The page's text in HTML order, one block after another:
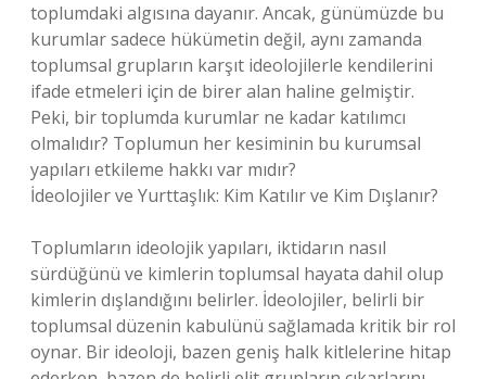
toplumdaki algısına dayanır. Ancak, günümüzde bu
kurumlar sadece hükümetin değil, aynı zamanda
toplumsal grupların karşıt ideolojilerle kendilerini
ifade etmeleri için de birer alan haline gelmiştir.
Peki, bir toplumda kurumlar ne kadar katılımcı
olmalıdır? Toplumun her kesiminin bu kurumsal
yapıları etkileme hakkı var mıdır?
İdeolojiler ve Yurttaşlık: Kim Katılır ve Kim Dışlanır?
Toplumların ideolojik yapıları, iktidarın nasıl
sürdüğünü ve kimlerin toplumsal hayata dahil olup
kimlerin dışlandığını belirler. İdeolojiler, belirli bir
toplumsal düzenin kabulünü sağlamada kritik bir rol
oynar. Bir ideoloji, bazen geniş halk kitlelerine hitap